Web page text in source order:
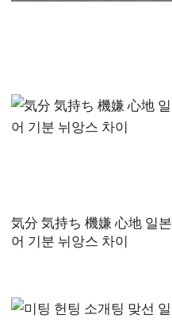
気分 気持ち 機嫌 心地 일본
어 기분 뉘앙스 차이